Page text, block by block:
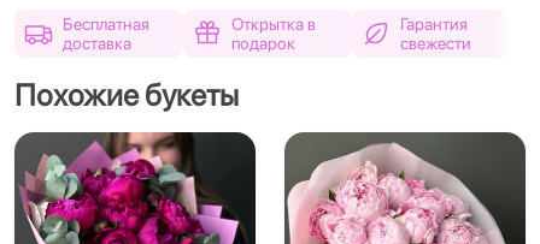
Бесплатная
доставка
Открытка в
подарок
Гарантия
свежести
Похожие букеты